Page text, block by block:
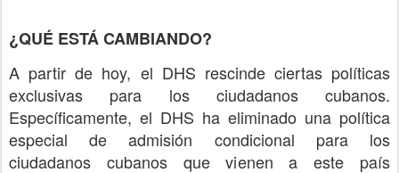
¿QUÉ ESTÁ CAMBIANDO?
A partir de hoy, el DHS rescinde ciertas políticas
exclusivas para los ciudadanos cubanos.
Específicamente, el DHS ha eliminado una política
especial de admisión condicional para los
ciudadanos cubanos que vienen a este país